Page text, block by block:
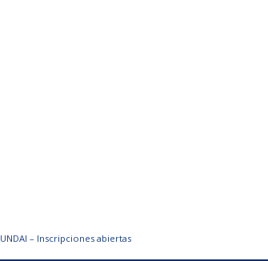
– Inscripciones abiertas